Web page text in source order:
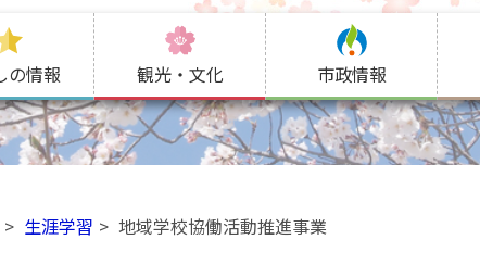
の情報 観光・文化 市政情報
生涯学習 地域学校協働活動推進事業